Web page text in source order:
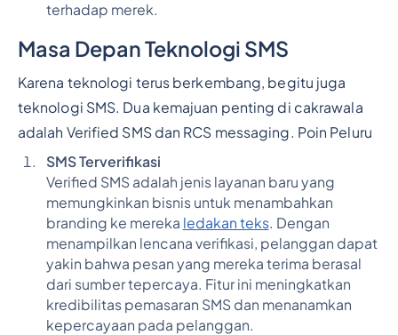
terhadap merek.
Masa Depan Teknologi SMS
Karena teknologi terus berkembang, begitu juga
teknologi SMS. Dua kemajuan penting di cakrawala
adalah Verified SMS dan RCS messaging. Poin Peluru
SMS Terverifikasi
Verified SMS adalah jenis layanan baru yang
memungkinkan bisnis untuk menambahkan
branding ke mereka ledakan teks. Dengan
menampilkan lencana verifikasi, pelanggan dapat
yakin bahwa pesan yang mereka terima berasal
dari sumber tepercaya. Fitur ini meningkatkan
kredibilitas pemasaran SMS dan menanamkan
kepercayaan pada pelanggan.